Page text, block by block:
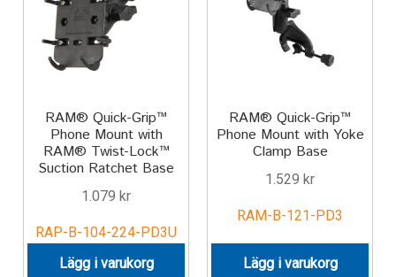
TILL FÖRETAG
Gun Holster
Monitor
Printer
Scanner Gun
RAM® Quick-Grip™
Phone Mount with
RAM® Twist-Lock™
Suction Ratchet Base
1.079 kr
RAP-B-104-224-PD3U
Lägg i varukorg
RAM® Quick-Grip™
Phone Mount with Yoke
Clamp Base
1.529 kr
RAM-B-121-PD3
Lägg i varukorg